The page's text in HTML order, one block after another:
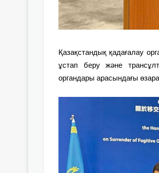
Қазақстандық қадағалау
ұстап беру және
органдары арасындағы